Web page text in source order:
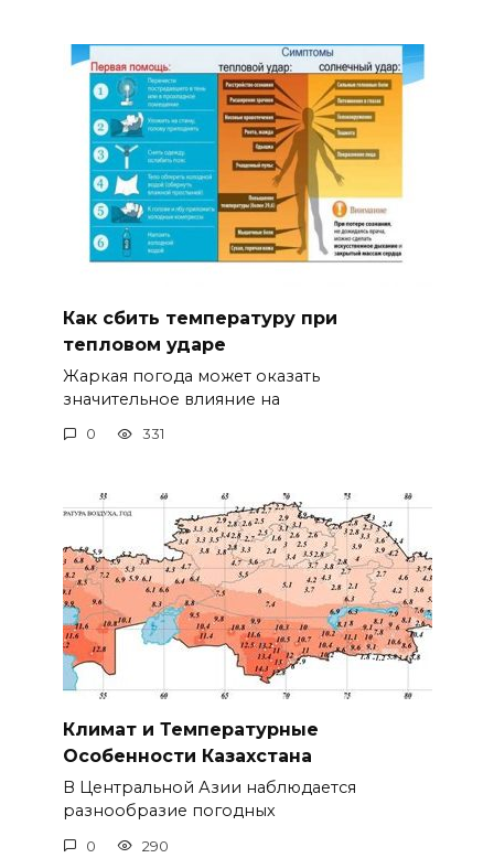
Как сбить температуру при
тепловом ударе
Жаркая погода может оказать
значительное влияние на
0 331
Климат и Температурные
Особенности Казахстана
В Центральной Азии наблюдается
разнообразие погодных
0 290